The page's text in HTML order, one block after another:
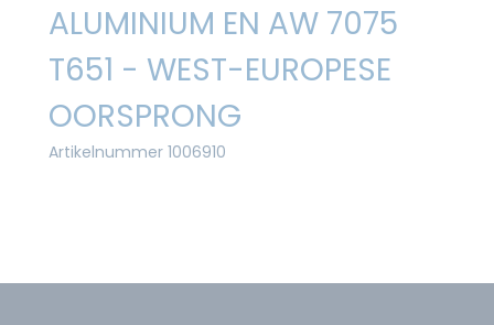
ALUMINIUM EN AW 7075
T651 - WEST-EUROPESE
OORSPRONG
Artikelnummer 1006910